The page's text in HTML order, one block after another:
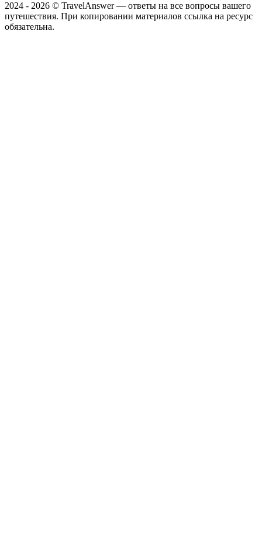
2024 - 2026 © TravelAnswer — ответы на все вопросы вашего
путешествия. При копировании материалов ссылка на ресурс
обязательна.